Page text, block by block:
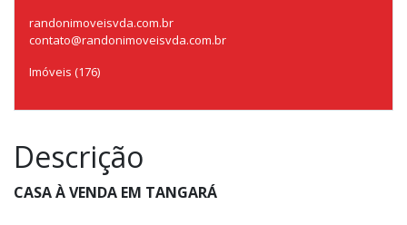
randonimoveisvda.com.br
contato@randonimoveisvda.com.br
Imóveis (176)
Descrição
CASA À VENDA EM TANGARÁ